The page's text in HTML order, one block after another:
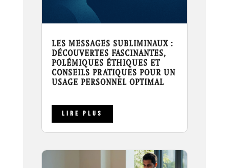
LES MESSAGES SUBLIMINAUX :
DÉCOUVERTES FASCINANTES,
POLÉMIQUES ÉTHIQUES ET
CONSEILS PRATIQUES POUR UN
USAGE PERSONNEL OPTIMAL
LIRE PLUS